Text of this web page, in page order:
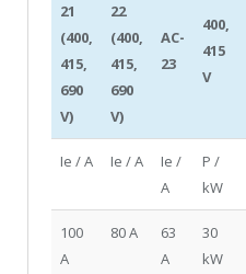
21
(400,
415,
690
V)
22
(400,
415,
690
V)
AC-
23
400,
415
V
Ie / A Ie / A
Ie /
A
P /
kW
100
A
80 A
63
A
30
kW